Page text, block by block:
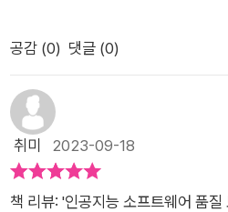
리스틱스로 분류된다.지도 학습,
틱스와 메타휴리스틱스를 알아본다
알아본다.CHAPTER 2 AI 소프트웨
웨어는 학습용 데이터셋이라는 개별
찾아내는 귀납적 특징을 갖는다.개
과는 옳다는 보증이 없다.기존 소프
개발하므로,인간이 프로그램을 이
을 배운 뒤 메타모픽 테스트 기법,
대 안전 반경 테스트, 커버리지 검증
의 테스트을 학습합니다. 책에서
테스트 기법입니다.메타모픽 테스트
해서, 예측되는 출력의 변화를 토대
기법입니다.뉴런 커버리지 테스트
공감 (0) 댓글 (0)
취미 2023-09-18
책 리뷰: '인공지능 소프트웨어 품